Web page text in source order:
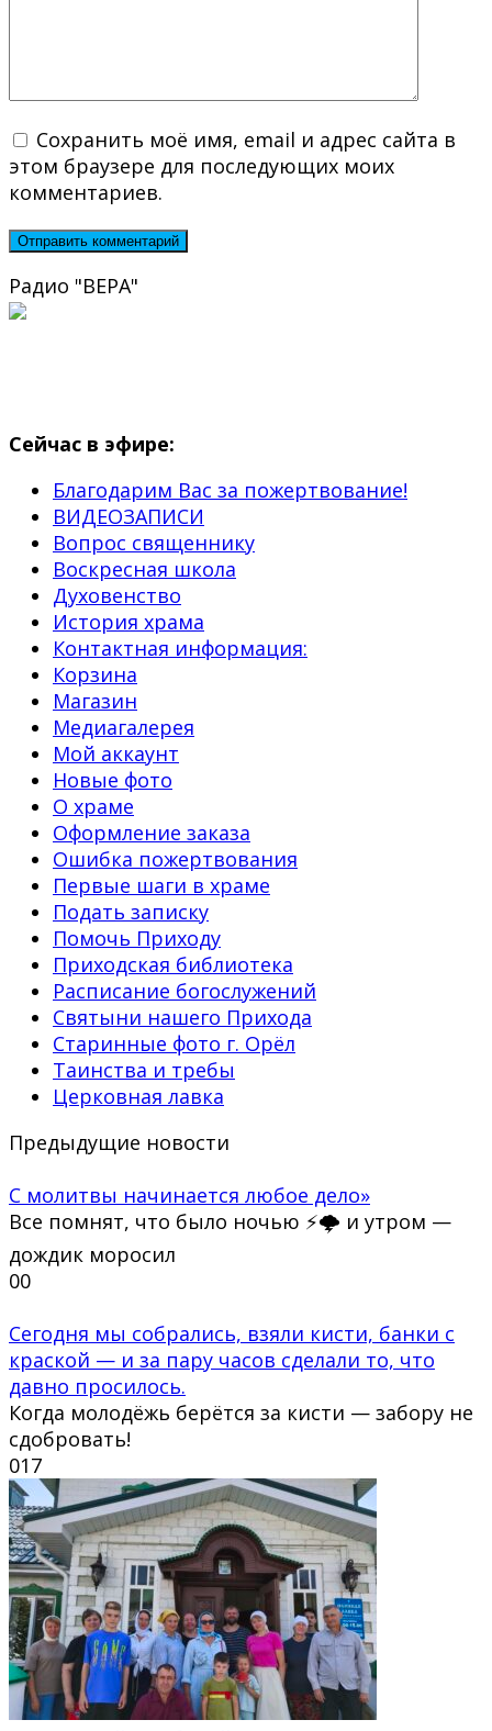
Сохранить моё имя, email и адрес сайта в
этом браузере для последующих моих
комментариев.
Радио "ВЕРА"
Сейчас в эфире:
Благодарим Вас за пожертвование!
ВИДЕОЗАПИСИ
Вопрос священнику
Воскресная школа
Духовенство
История храма
Контактная информация:
Корзина
Магазин
Медиагалерея
Мой аккаунт
Новые фото
О храме
Оформление заказа
Ошибка пожертвования
Первые шаги в храме
Подать записку
Помочь Приходу
Приходская библиотека
Расписание богослужений
Святыни нашего Прихода
Старинные фото г. Орёл
Таинства и требы
Церковная лавка
Предыдущие новости
С молитвы начинается любое дело»
Все помнят, что было ночью ⚡🌩 и утром —
дождик моросил
00
Сегодня мы собрались, взяли кисти, банки с
краской — и за пару часов сделали то, что
давно просилось.
Когда молодёжь берётся за кисти — забору не
сдобровать!
017